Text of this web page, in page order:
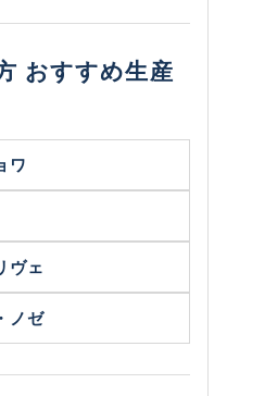
おすすめ生産
ワ
ヴェ
ノゼ